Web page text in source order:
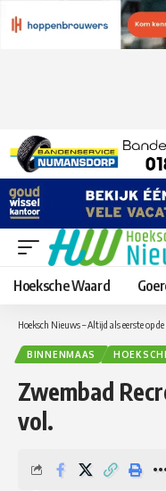
Hoeksche Waard
Hoeksch Nieuws – Altijd als eerste op
BINNENMAAS
Zwembad
vol.